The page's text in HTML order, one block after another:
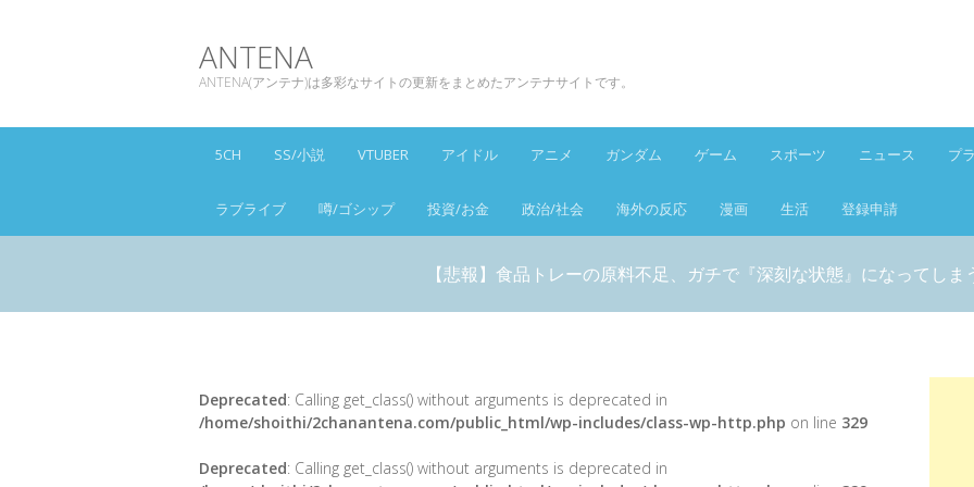
ANTENA
ANTENA(アンテナ)は多彩なサイトの更新をまとめたアンテナサイトです。
5CH SS/小説 VTUBER アイドル アニメ ガンダム ゲーム スポーツ ニュース プ
ラブライブ 噂/ゴシップ 投資/お金 政治/社会 海外の反応 漫画 生活 登録申請
【悲報】食品トレーの原料不足、ガチで『深刻な状態』になってしま
Deprecated: Calling get_class() without arguments is deprecated in
/home/shoithi/2chanantena.com/public_html/wp-includes/class-wp-http.php on line 329
Deprecated: Calling get_class() without arguments is deprecated in